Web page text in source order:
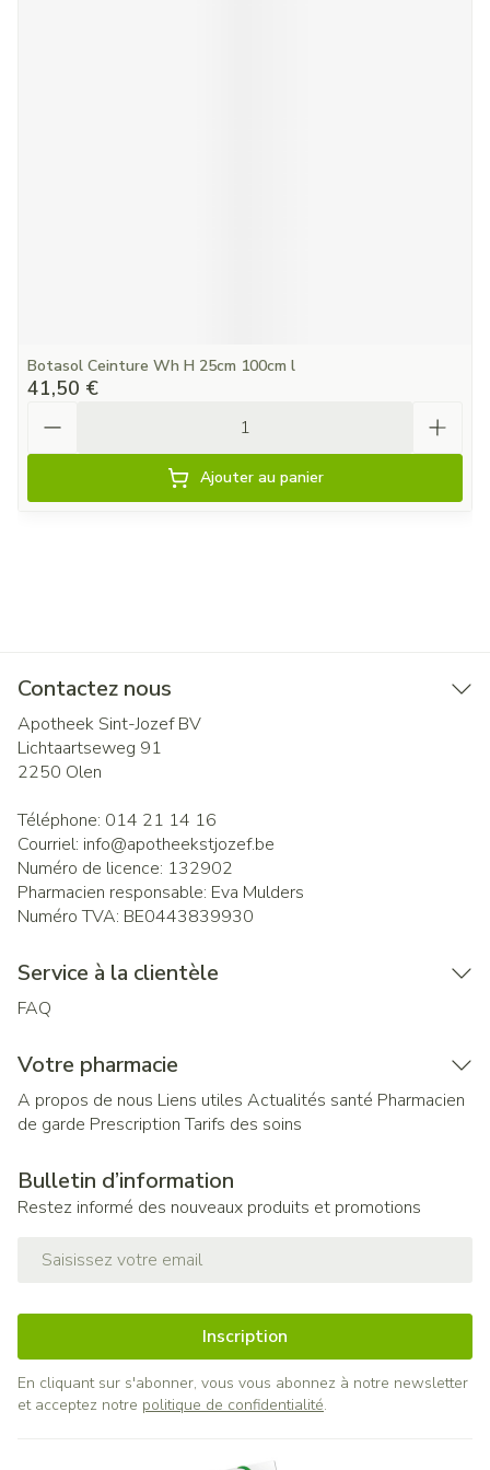
Botasol Ceinture Wh H 25cm 100cm l
41,50 €
Ajouter au panier
Contactez nous
Apotheek Sint-Jozef BV
Lichtaartseweg 91
2250 Olen
Téléphone: 014 21 14 16
Courriel: info@apotheekstjozef.be
Numéro de licence: 132902
Pharmacien responsable: Eva Mulders
Numéro TVA: BE0443839930
Service à la clientèle
FAQ
Votre pharmacie
A propos de nous Liens utiles Actualités santé Pharmacien
de garde Prescription Tarifs des soins
Bulletin d’information
Restez informé des nouveaux produits et promotions
Inscription
En cliquant sur s'abonner, vous vous abonnez à notre newsletter
et acceptez notre politique de confidentialité.